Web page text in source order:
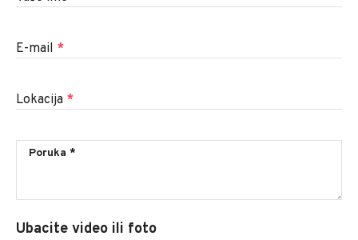
E-mail *
Lokacija *
Ubacite video ili foto